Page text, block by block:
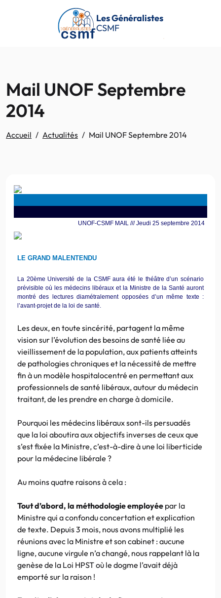
Passer au contenu principal
Les Généralistes
CSMF
Mail UNOF Septembre
2014
Accueil Actualités Mail UNOF Septembre 2014
UNOF-CSMF MAIL /// Jeudi 25 septembre 2014
LE GRAND MALENTENDU
La 20ème Université de la CSMF aura été le théâtre d’un scénario
prévisible où les médecins libéraux et la Ministre de la Santé auront
montré des lectures diamétralement opposées d’un même texte :
l’avant-projet de la loi de santé.
Les deux, en toute sincérité, partagent la même
vision sur l’évolution des besoins de santé liée au
vieillissement de la population, aux patients atteints
de pathologies chroniques et la nécessité de mettre
fin à un modèle hospitalocentré en permettant aux
professionnels de santé libéraux, autour du médecin
traitant, de les prendre en charge à domicile.
Pourquoi les médecins libéraux sont-ils persuadés
que la loi aboutira aux objectifs inverses de ceux que
s’est fixée la Ministre, c’est-à-dire à une loi liberticide
pour la médecine libérale ?
Au moins quatre raisons à cela :
Tout d’abord, la méthodologie employée par la
Ministre qui a confondu concertation et explication
de texte. Depuis 3 mois, nous avons multiplié les
réunions avec la Ministre et son cabinet : aucune
ligne, aucune virgule n’a changé, nous rappelant là la
genèse de la Loi HPST où le dogme l’avait déjà
emporté sur la raison !